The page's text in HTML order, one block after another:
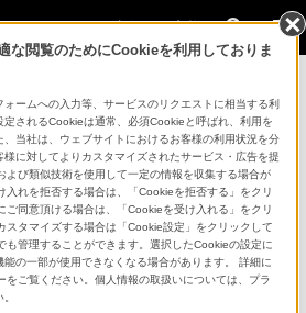
法人のお客様
ンスーマー製品に関するお問い合わせ
製品に関する重要なお知らせ
ナル／業務用製品に関
お問い合わせ
商品に関するお問い合わせ
な閲覧のためにCookieを利用しておりま
ームへの入力等、サービスのリクエストに相当する利
されるCookieは通常、必須Cookieと呼ばれ、利用を
当社は、ウェブサイトにおけるお客様の利用状況を分
に対してよりカスタマイズされたサービス・広告を提
よび類似技術を使用して一定の情報を収集する場合が
入れを拒否する場合は、「Cookieを拒否する」をクリ
ご同意頂ける場合は、「Cookieを受け入れる」をクリ
スタマイズする場合は「Cookie設定」をクリックして
も管理することができます。選択したCookieの設定に
能の一部が使用できなくなる場合があります。 詳細に
ご覧ください。個人情報の取扱いについては、プラ